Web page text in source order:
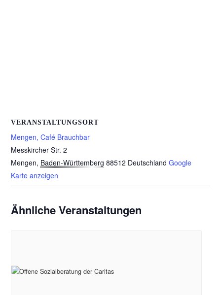
VERANSTALTUNGSORT
Mengen, Café Brauchbar
Messkircher Str. 2
Mengen, Baden-Württemberg 88512 Deutschland Google
Karte anzeigen
Ähnliche Veranstaltungen